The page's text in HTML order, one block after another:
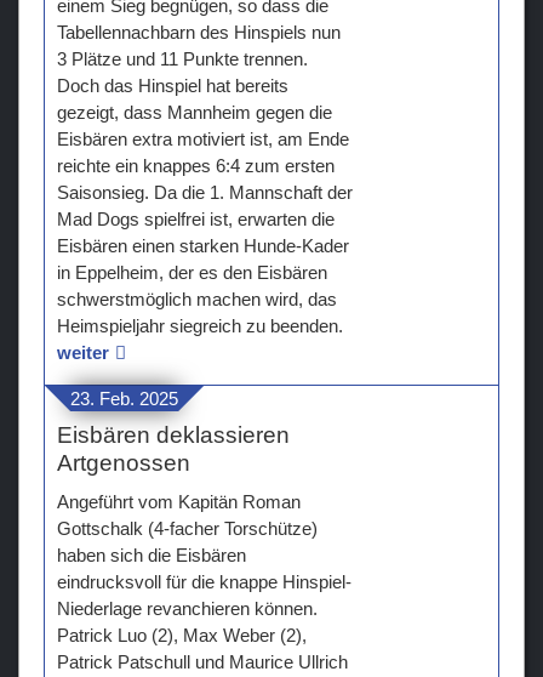
einem Sieg begnügen, so dass die
Tabellennachbarn des Hinspiels nun
3 Plätze und 11 Punkte trennen.
Doch das Hinspiel hat bereits
gezeigt, dass Mannheim gegen die
Eisbären extra motiviert ist, am Ende
reichte ein knappes 6:4 zum ersten
Saisonsieg. Da die 1. Mannschaft der
Mad Dogs spielfrei ist, erwarten die
Eisbären einen starken Hunde-Kader
in Eppelheim, der es den Eisbären
schwerstmöglich machen wird, das
Heimspieljahr siegreich zu beenden.
weiter
23. Feb. 2025
Eisbären deklassieren
Artgenossen
Angeführt vom Kapitän Roman
Gottschalk (4-facher Torschütze)
haben sich die Eisbären
eindrucksvoll für die knappe Hinspiel-
Niederlage revanchieren können.
Patrick Luo (2), Max Weber (2),
Patrick Patschull und Maurice Ullrich